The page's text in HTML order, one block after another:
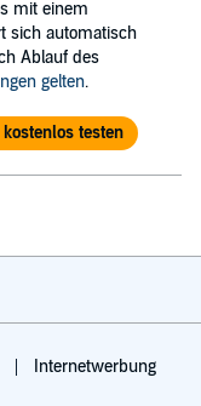
mit einem
sich automatisch
Ablauf des
gelten.
testen
Internetwerbung